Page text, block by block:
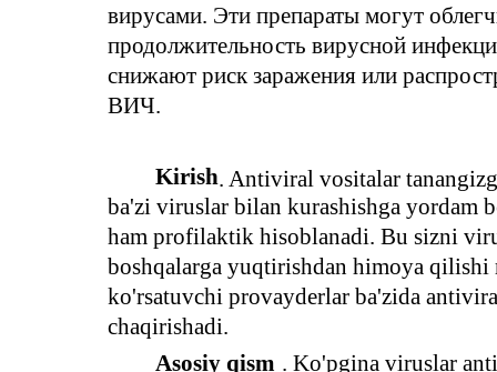
вирусами. Эти препараты могут
продолжительность вирусной
снижают риск заражения или
ВИЧ.
Kirish. Antiviral vositalar
ba'zi viruslar bilan kurashishga yordam
ham profilaktik hisoblanadi. Bu sizni
boshqalarga yuqtirishdan himoya
ko'rsatuvchi provayderlar ba'zida
chaqirishadi.
Asosiy qism . Ko'pgina viruslar